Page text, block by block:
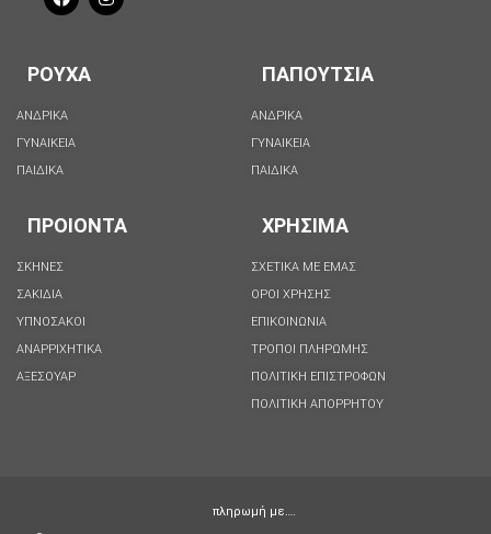
ΡΟΥΧΑ
ΑΝΔΡΙΚΑ
ΓΥΝΑΙΚΕΙΑ
ΠΑΙΔΙΚΑ
ΠΑΠΟΥΤΣΙΑ
ΑΝΔΡΙΚΑ
ΓΥΝΑΙΚΕΙΑ
ΠΑΙΔΙΚΑ
ΠΡΟΙΟΝΤΑ
ΣΚΗΝΕΣ
ΣΑΚΙΔΙΑ
ΥΠΝΟΣΑΚΟΙ
ΑΝΑΡΡΙΧΗΤΙΚΑ
ΑΞΕΣΟΥΑΡ
ΧΡΗΣΙΜΑ
ΣΧΕΤΙΚΑ ΜΕ ΕΜΑΣ
ΟΡΟΙ ΧΡΗΣΗΣ
ΕΠΙΚΟΙΝΩΝΙΑ
ΤΡΟΠΟΙ ΠΛΗΡΩΜΗΣ
ΠΟΛΙΤΙΚΗ ΕΠΙΣΤΡΟΦΩΝ
ΠΟΛΙΤΙΚΉ ΑΠΟΡΡΉΤΟΥ
πληρωμή με….